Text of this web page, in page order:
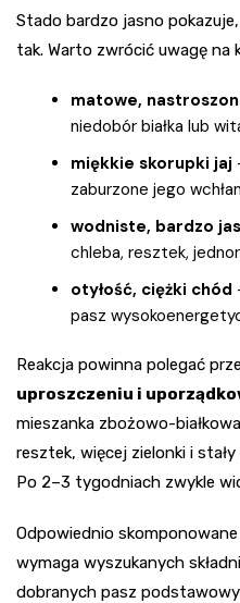
Stado bardzo jasno
tak. Warto zwrócić uwagę na
matowe,
niedobór białka lub
miękkie skorupki jaj
zaburzone jego
wodniste, bardzo
chleba, resztek,
otyłość, ciężki chód
pasz
Reakcja powinna polegać
uproszczeniu i
mieszanka zbożowo-
resztek, więcej zielonki i
Po 2–3 tygodniach zwykle
Odpowiednio
wymaga wyszukanych
dobranych pasz